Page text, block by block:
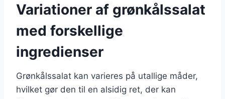
Variationer af grønkålssalat
med forskellige
ingredienser
Grønkålssalat kan varieres på utallige måder,
hvilket gør den til en alsidig ret, der kan